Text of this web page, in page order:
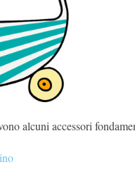
alcuni accessori